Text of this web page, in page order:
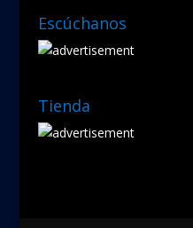
Escúchanos
Tienda